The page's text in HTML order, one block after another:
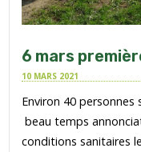
6 mars
10 MARS 2021
Environ 40
beau temps
conditions sanitaires